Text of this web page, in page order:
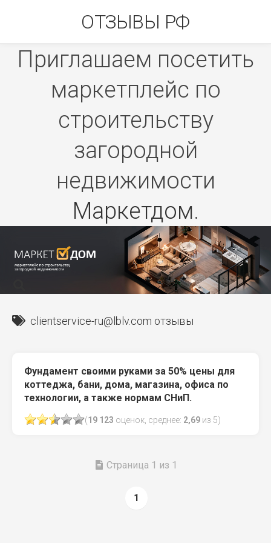
ОТЗЫВЫ РФ
Приглашаем посетить
маркетплейс по
строительству
загородной
недвижимости
Маркетдом.
clientservice-ru@lblv.com отзывы
Фундамент своими руками за 50% цены для
коттеджа, бани, дома, магазина, офиса по
технологии, а также нормам СНиП.
(19 123 оценок, среднее: 2,69 из 5)
Страница 1 из 1
1